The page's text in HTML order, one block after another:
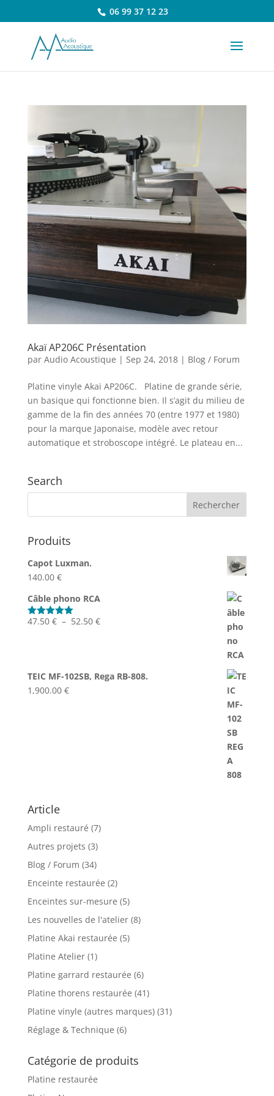
06 99 37 12 23
Akaï AP206C Présentation
par Audio Acoustique | Sep 24, 2018| Blog / Forum
Platine vinyle Akai AP206C. Platine de grande série,
un basique qui fonctionne bien. Il s’agit du milieu de
gamme de la fin des années 70 (entre 1977 et 1980)
pour la marque Japonaise, modèle avec retour
automatique et stroboscope intégré. Le plateau en...
Search
Produits
Capot Luxman.
140.00 €
Câble phono RCA
Note5.00
47.50 € – 52.50 €Plage
à
TEIC MF-102SB, Rega RB-808.
1,900.00 €
Article
Ampli restauré (7)
Autres projets (3)
Blog / Forum (34)
Enceinte restaurée (2)
Enceintes sur-mesure (5)
Les nouvelles de l'atelier(8)
Platine Akai restaurée (5)
Platine Atelier(1)
Platine garrard restaurée (6)
Platine thorens restaurée (41)
Platine vinyle (autres marques)(31)
Réglage & Technique (6)
Catégorie de produits
Platine restaurée